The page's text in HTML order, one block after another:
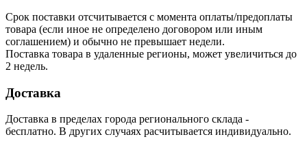
Срок поставки отсчитывается с момента оплаты/предоплаты
товара (если иное не определено договором или иным
соглашением) и обычно не превышает недели.
Поставка товара в удаленные регионы, может увеличиться до
2 недель.
Доставка
Доставка в пределах города регионального склада -
бесплатно. В других случаях расчитывается индивидуально.